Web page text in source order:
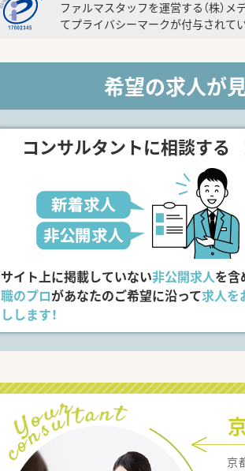
ファルマスタッフを運営する（株）
てプライバシーマークが付与されてい
希望の求人が
コンサルタントに相談する
サイト上に掲載していない非公開求人を含
職のプロがあなたのご希望に沿って求人を
しします！
京